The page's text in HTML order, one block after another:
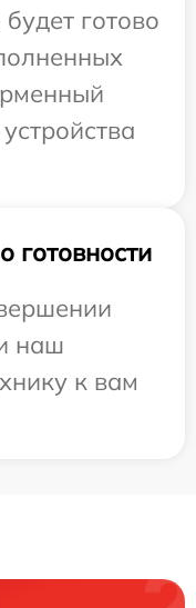
готово
готовности
наш
к вам